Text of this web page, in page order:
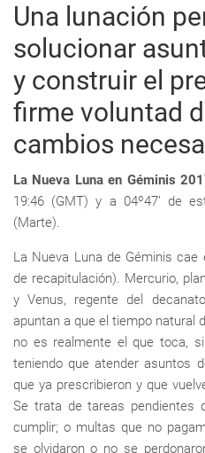
Una lunación
solucionar
y construir el
firme voluntad
cambios
La Nueva Luna en Géminis
19:46 (GMT) y a 04º47’ de
(Marte).
La Nueva Luna de Géminis
de recapitulación). Mercurio,
y Venus, regente del
apuntan a que el tiempo natural
no es realmente el que toca,
teniendo que atender asuntos
que ya prescribieron y que
Se trata de tareas pendientes
cumplir; o multas que no
se olvidaron o no se